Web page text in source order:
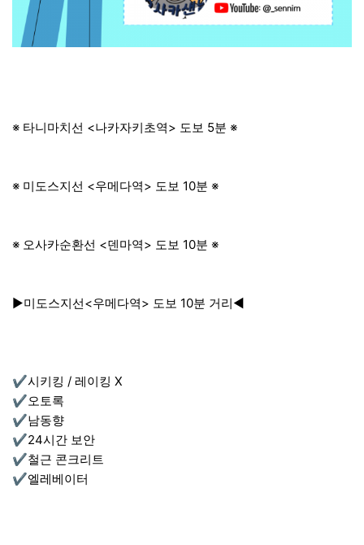
※ 타니마치선 <나카자키초역> 도보 5분 ※
※ 미도스지선 <우메다역> 도보 10분 ※
※ 오사카순환선 <덴마역> 도보 10분 ※
▶미도스지선<우메다역> 도보 10분 거리◀
✔시키킹 / 레이킹 X
✔오토록
✔남동향
✔24시간 보안
✔철근 콘크리트
✔엘레베이터